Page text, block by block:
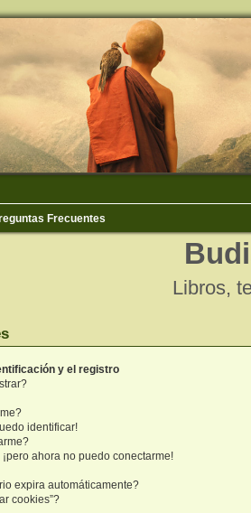
Frecuentes
Libros,
y el registro
identificar!
ahora no puedo conectarme!
expira automáticamente?
cookies”?